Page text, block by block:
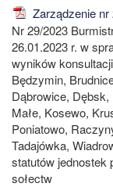
Zarządzenie nr
Nr 29/2023
26.01.2023 r. w
wyników
Będzymin,
Dąbrowice,
Małe, Kosewo,
Poniatowo,
Tadajówka,
statutów jednostek
sołectw